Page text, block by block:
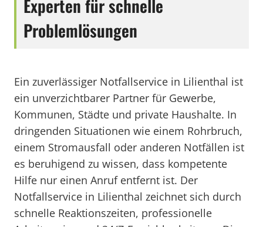
Experten für schnelle
Problemlösungen
Ein zuverlässiger Notfallservice in Lilienthal ist
ein unverzichtbarer Partner für Gewerbe,
Kommunen, Städte und private Haushalte. In
dringenden Situationen wie einem Rohrbruch,
einem Stromausfall oder anderen Notfällen ist
es beruhigend zu wissen, dass kompetente
Hilfe nur einen Anruf entfernt ist. Der
Notfallservice in Lilienthal zeichnet sich durch
schnelle Reaktionszeiten, professionelle